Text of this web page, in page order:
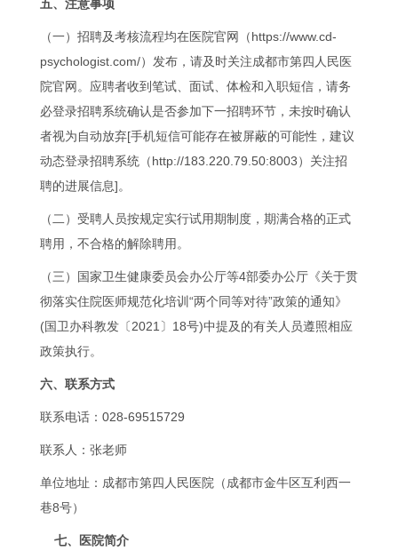
五、注意事项
（一）招聘及考核流程均在医院官网（https://www.cd-
psychologist.com/）发布，请及时关注成都市第四人民医
院官网。应聘者收到笔试、面试、体检和入职短信，请务
必登录招聘系统确认是否参加下一招聘环节，未按时确认
者视为自动放弃[手机短信可能存在被屏蔽的可能性，建议
动态登录招聘系统（http://183.220.79.50:8003）关注招
聘的进展信息]。
（二）受聘人员按规定实行试用期制度，期满合格的正式
聘用，不合格的解除聘用。
（三）国家卫生健康委员会办公厅等4部委办公厅《关于贯
彻落实住院医师规范化培训“两个同等对待”政策的通知》
(国卫办科教发〔2021〕18号)中提及的有关人员遵照相应
政策执行。
六、联系方式
联系电话：028-69515729
联系人：张老师
单位地址：成都市第四人民医院（成都市金牛区互利西一
巷8号）
七、医院简介